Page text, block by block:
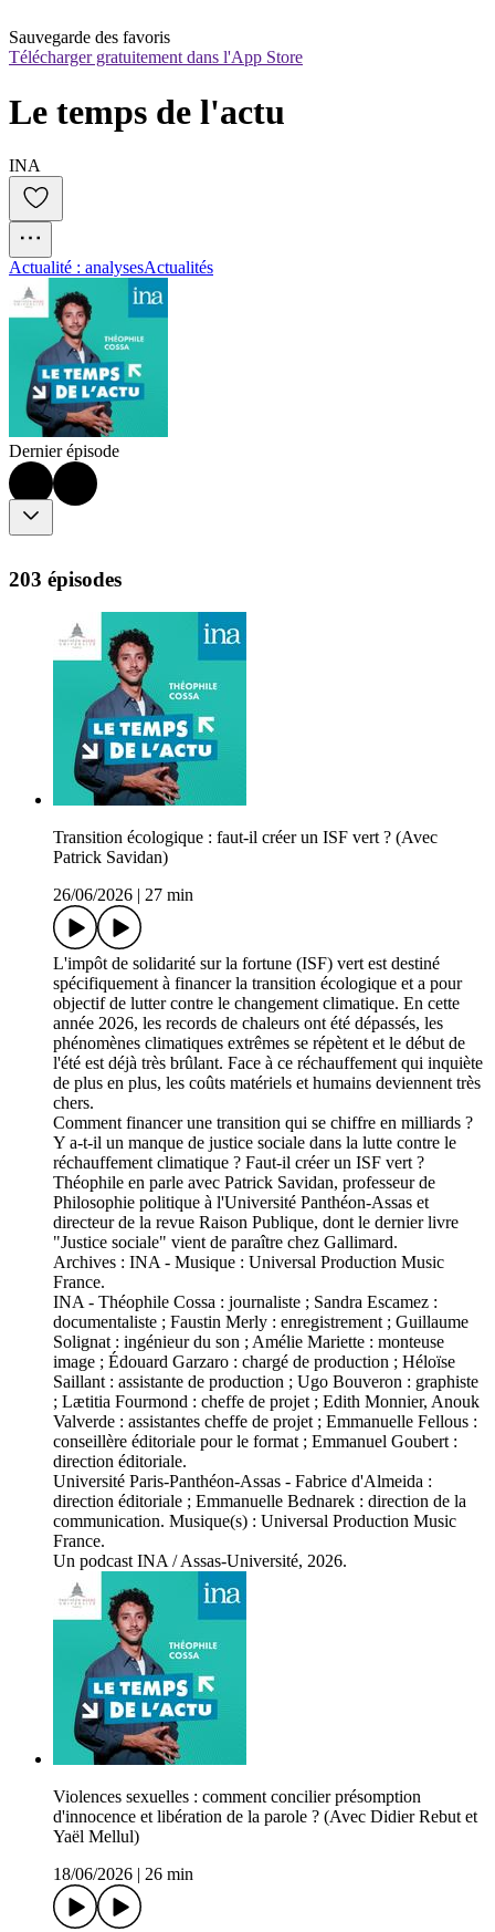
Sauvegarde des favoris
Télécharger gratuitement dans l'App Store
Le temps de l'actu
INA
Actualité : analysesActualités
Dernier épisode
203 épisodes
Transition écologique : faut-il créer un ISF vert ? (Avec
Patrick Savidan)
26/06/2026
27 min
L'impôt de solidarité sur la fortune (ISF) vert est destiné
spécifiquement à financer la transition écologique et a pour
objectif de lutter contre le changement climatique. En cette
année 2026, les records de chaleurs ont été dépassés, les
phénomènes climatiques extrêmes se répètent et le début de
l'été est déjà très brûlant. Face à ce réchauffement qui inquiète
de plus en plus, les coûts matériels et humains deviennent très
chers.
Comment financer une transition qui se chiffre en milliards ?
Y a-t-il un manque de justice sociale dans la lutte contre le
réchauffement climatique ? Faut-il créer un ISF vert ?
Théophile en parle avec Patrick Savidan, professeur de
Philosophie politique à l'Université Panthéon-Assas et
directeur de la revue Raison Publique, dont le dernier livre
"Justice sociale" vient de paraître chez Gallimard.
Archives : INA - Musique : Universal Production Music
France.
INA - Théophile Cossa : journaliste ; Sandra Escamez :
documentaliste ; Faustin Merly : enregistrement ; Guillaume
Solignat : ingénieur du son ; Amélie Mariette : monteuse
image ; Édouard Garzaro : chargé de production ; Héloïse
Saillant : assistante de production ; Ugo Bouveron : graphiste
; Lætitia Fourmond : cheffe de projet ; Edith Monnier, Anouk
Valverde : assistantes cheffe de projet ; Emmanuelle Fellous :
conseillère éditoriale pour le format ; Emmanuel Goubert :
direction éditoriale.
Université Paris-Panthéon-Assas - Fabrice d'Almeida :
direction éditoriale ; Emmanuelle Bednarek : direction de la
communication. Musique(s) : Universal Production Music
France.
Un podcast INA / Assas-Université, 2026.
Violences sexuelles : comment concilier présomption
d'innocence et libération de la parole ? (Avec Didier Rebut et
Yaël Mellul)
18/06/2026
26 min